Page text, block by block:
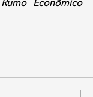
Rumo Econômico